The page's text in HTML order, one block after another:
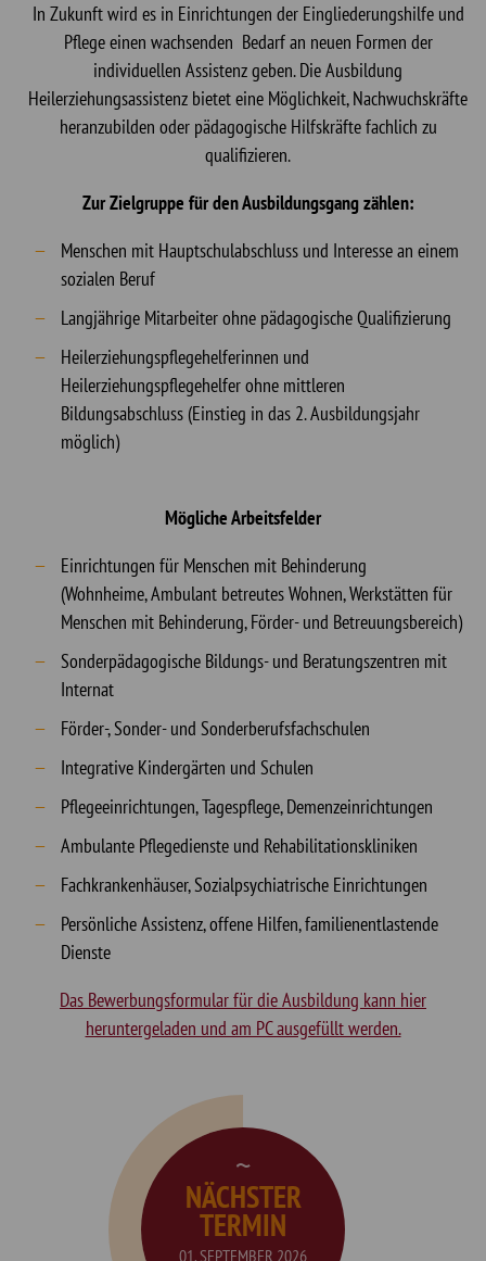
In Zukunft wird es in Einrichtungen der Eingliederungshilfe und
Pflege einen wachsenden Bedarf an neuen Formen der
individuellen Assistenz geben. Die Ausbildung
Heilerziehungsassistenz bietet eine Möglichkeit, Nachwuchskräfte
heranzubilden oder pädagogische Hilfskräfte fachlich zu
qualifizieren.
Zur Zielgruppe für den Ausbildungsgang zählen:
Menschen mit Hauptschulabschluss und Interesse an einem
sozialen Beruf
Langjährige Mitarbeiter ohne pädagogische Qualifizierung
Heilerziehungspflegehelferinnen und
Heilerziehungspflegehelfer ohne mittleren
Bildungsabschluss (Einstieg in das 2. Ausbildungsjahr
möglich)
Mögliche Arbeitsfelder
Einrichtungen für Menschen mit Behinderung
(Wohnheime, Ambulant betreutes Wohnen, Werkstätten für
Menschen mit Behinderung, Förder- und Betreuungsbereich)
Sonderpädagogische Bildungs- und Beratungszentren mit
Internat
Förder-, Sonder- und Sonderberufsfachschulen
Integrative Kindergärten und Schulen
Pflegeeinrichtungen, Tagespflege, Demenzeinrichtungen
Ambulante Pflegedienste und Rehabilitationskliniken
Fachkrankenhäuser, Sozialpsychiatrische Einrichtungen
Persönliche Assistenz, offene Hilfen, familienentlastende
Dienste
Das Bewerbungsformular für die Ausbildung kann hier
heruntergeladen und am PC ausgefüllt werden.
NÄCHSTER
TERMIN
01. SEPTEMBER 2026